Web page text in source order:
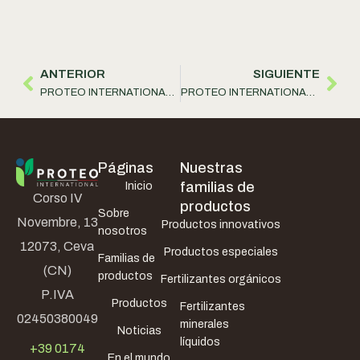
ANTERIOR
PROTEO INTERNATIONAL S.r.l. ha renovado y rediseñado un producto con acciones en el suelo y en la planta
SIGUIENTE
PROTEO INTERNATIONAL S.r.l. ha renovado la lista de productos que contienen Zinc
Corso IV
Novembre, 13
12073, Ceva
(CN)
P.IVA
02450380049
+39 0174
Páginas
Inicio
Sobre
nosotros
Familias de
productos
Productos
Noticias
Nuestras
familias de
productos
Productos innovativos
Productos especiales
Fertilizantes orgánicos
Fertilizantes
minerales
líquidos